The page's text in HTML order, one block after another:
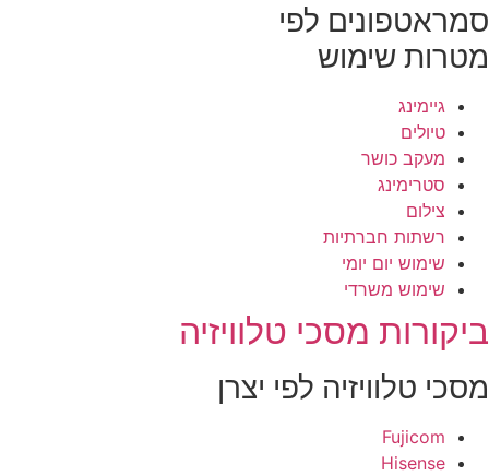
לפי
שימוש
גיימינג
טיולים
מעקב כושר
סטרימינג
צילום
רשתות חברתיות
שימוש יום יומי
שימוש משרדי
מסכי טלוויזיה
טלוויזיה לפי יצרן
Fujicom
Hisense